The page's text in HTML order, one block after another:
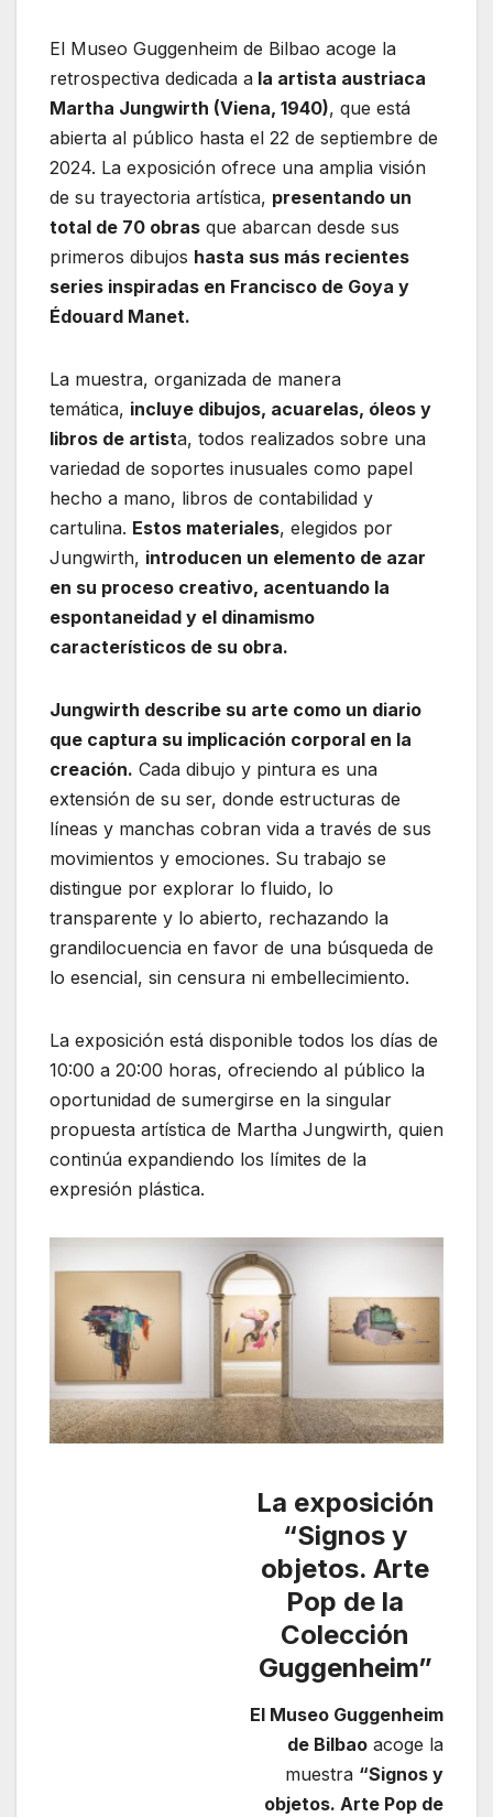
El Museo Guggenheim de Bilbao acoge la
retrospectiva dedicada a la artista austriaca
Martha Jungwirth (Viena, 1940), que está
abierta al público hasta el 22 de septiembre de
2024. La exposición ofrece una amplia visión
de su trayectoria artística, presentando un
total de 70 obras que abarcan desde sus
primeros dibujos hasta sus más recientes
series inspiradas en Francisco de Goya y
Édouard Manet.
La muestra, organizada de manera
temática, incluye dibujos, acuarelas, óleos y
libros de artista, todos realizados sobre una
variedad de soportes inusuales como papel
hecho a mano, libros de contabilidad y
cartulina. Estos materiales, elegidos por
Jungwirth, introducen un elemento de azar
en su proceso creativo, acentuando la
espontaneidad y el dinamismo
característicos de su obra.
Jungwirth describe su arte como un diario
que captura su implicación corporal en la
creación. Cada dibujo y pintura es una
extensión de su ser, donde estructuras de
líneas y manchas cobran vida a través de sus
movimientos y emociones. Su trabajo se
distingue por explorar lo fluido, lo
transparente y lo abierto, rechazando la
grandilocuencia en favor de una búsqueda de
lo esencial, sin censura ni embellecimiento.
La exposición está disponible todos los días de
10:00 a 20:00 horas, ofreciendo al público la
oportunidad de sumergirse en la singular
propuesta artística de Martha Jungwirth, quien
continúa expandiendo los límites de la
expresión plástica.
La exposición
“Signos y
objetos. Arte
Pop de la
Colección
Guggenheim”
El Museo Guggenheim
de Bilbao acoge la
muestra “Signos y
objetos. Arte Pop de